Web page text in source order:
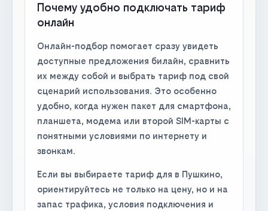
Почему удобно подключать тариф
онлайн
Онлайн-подбор помогает сразу увидеть
доступные предложения билайн, сравнить
их между собой и выбрать тариф под свой
сценарий использования. Это особенно
удобно, когда нужен пакет для смартфона,
планшета, модема или второй SIM-карты с
понятными условиями по интернету и
звонкам.
Если вы выбираете тариф для в Пушкино,
ориентируйтесь не только на цену, но и на
запас трафика, условия подключения и